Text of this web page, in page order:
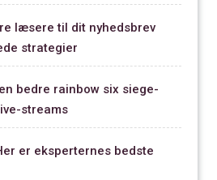
læsere til dit nyhedsbrev
strategier
bedre rainbow six siege-
streams
er eksperternes bedste